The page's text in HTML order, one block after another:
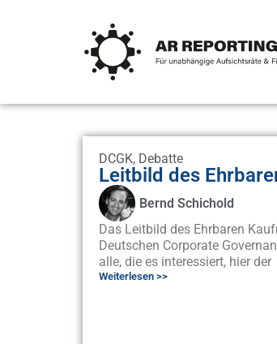
DCGK, Debatte
Leitbild des
Bernd Schichold
Das Leitbild des Ehrbaren
Deutschen Corporate
alle, die es interessiert, hier der
Weiterlesen >>